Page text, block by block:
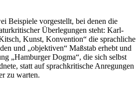
Beispiele vorgestellt, bei denen die
Überlegungen steht: Karl-
Kunst, Konvention“ die sprachliche
und „objektiven“ Maßstab erhebt und
„Hamburger Dogma“, die sich selbst
statt auf sprachkritische Anregungen
zu warten.